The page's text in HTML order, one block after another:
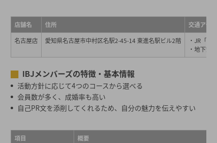
店舗名 住所
交通アク
名古屋店
愛知県名古屋市中村区名駅2-45-14 東進名駅ビル2階
・JR「名
・地下鉄
IBJメンバーズの特徴・基本情報
活動方針に応じて4つのコースから選べる
会員数が多く、成婚率も高い
自己PR文を添削してくれるため、自分の魅力を伝えやすい
項目
概要